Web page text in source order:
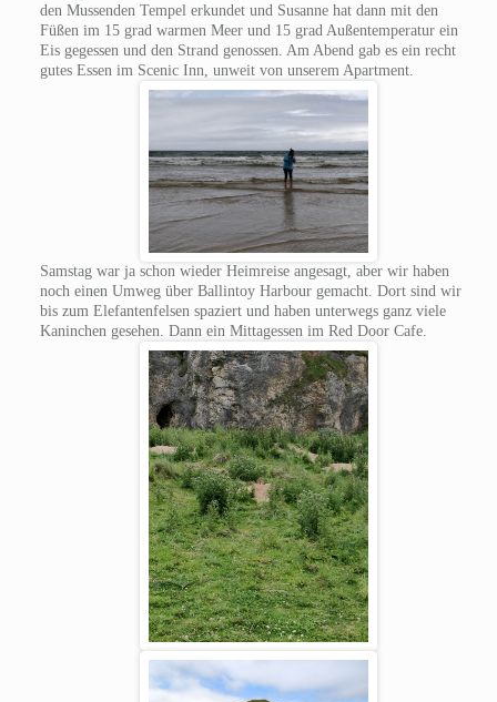
den Mussenden Tempel erkundet und Susanne hat dann mit den
Füßen im 15 grad warmen Meer und 15 grad Außentemperatur ein
Eis gegessen und den Strand genossen. Am Abend gab es ein recht
gutes Essen im Scenic Inn, unweit von unserem Apartment.
Samstag war ja schon wieder Heimreise angesagt, aber wir haben
noch einen Umweg über Ballintoy Harbour gemacht. Dort sind wir
bis zum Elefantenfelsen spaziert und haben unterwegs ganz viele
Kaninchen gesehen. Dann ein Mittagessen im Red Door Cafe.